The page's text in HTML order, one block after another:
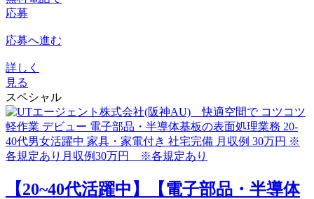
応募
応募へ進む
詳しく
見る
スペシャル
【20~40代活躍中】【電子部品・半導体